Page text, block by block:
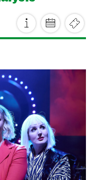
in Richtung Landtag